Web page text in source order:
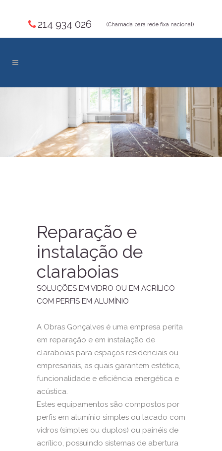
214 934 026 (Chamada para rede fixa nacional)
Reparação e
instalação de
claraboias
SOLUÇÕES EM VIDRO OU EM ACRÍLICO
COM PERFIS EM ALUMÍNIO
A Obras Gonçalves é uma empresa perita
em reparação e em instalação de
claraboias para espaços residenciais ou
empresariais, as quais garantem estética,
funcionalidade e eficiência energética e
acústica.
Estes equipamentos são compostos por
perfis em alumínio simples ou lacado com
vidros (simples ou duplos) ou painéis de
acrílico, possuindo sistemas de abertura